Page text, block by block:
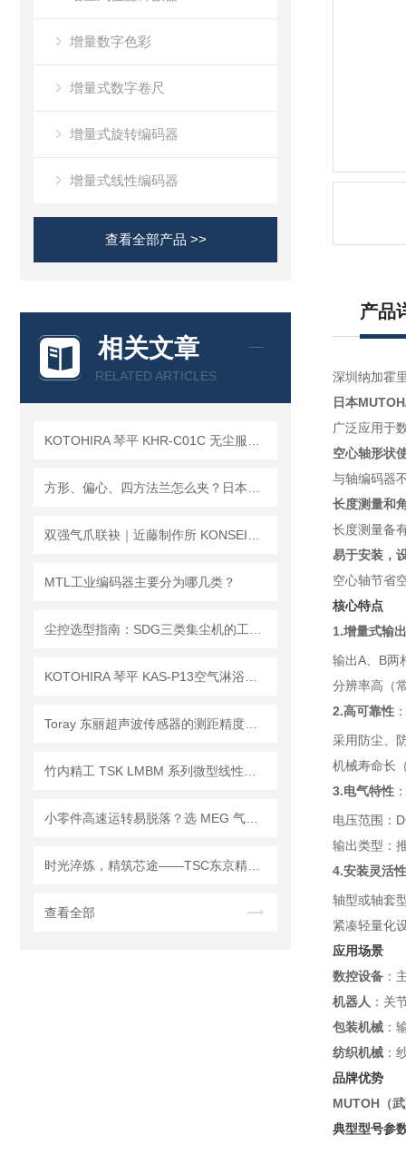
增量数字色彩
增量式数字卷尺
增量式旋转编码器
增量式线性编码器
查看全部产品 >>
相关文章
RELATED ARTICLES
MTL工业编码器主要分为哪几类？
查看全部
产品
深圳纳加霍
日本
广泛应用于
空心轴形状
与轴编码器
长度测量和
长度测量备
易于安装，
空心轴节省
核心特点
1.增量式输出
输出A、B两
分辨率高（
2.高可靠性：
采用防尘、
机械寿命长
3.电气特性：
电压范围：
输出类型：
4.安装灵活性
轴型或轴套
紧凑轻量化
应用场景
数控设备：
机器人 ：关
包装机械：
纺织机械：
品牌优势
MUTOH（
典型型号参